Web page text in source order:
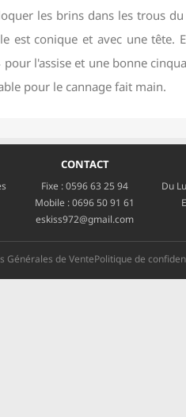
les brins dans les trous
est conique et avec une tête.
l'assise et une bonne
pour le cannage fait main.
CONTACT
Fixe :0596 63 25 94
Mobile :0696 50 91 61
eskiss972@gmail.com
Du
Générales de VentePolitique de